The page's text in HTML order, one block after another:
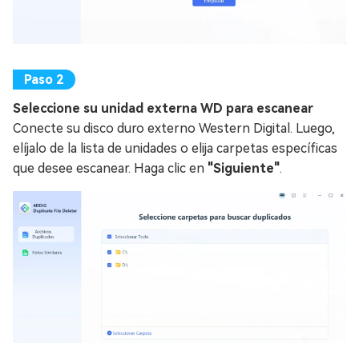
Seleccione su unidad externa WD para escanear
Conecte su disco duro externo Western Digital. Luego,
elíjalo de la lista de unidades o elija carpetas específicas
que desee escanear. Haga clic en "Siguiente".